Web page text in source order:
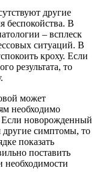
другие
беспокойства. В
– всплеск
ситуаций. В
кроху. Если
результата, то
может
необходимо
Если новорожденный
другие симптомы, то
показать
поставить
необходимости